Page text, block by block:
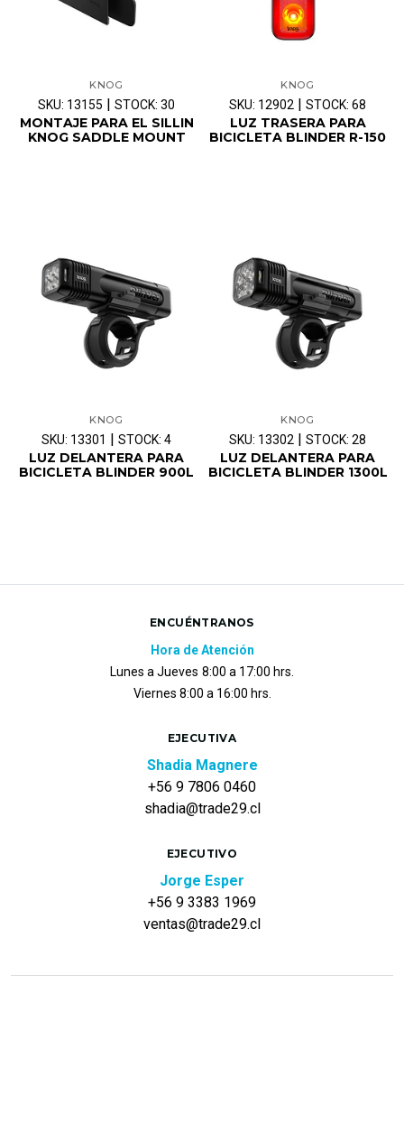
KNOG
SKU: 13155 | STOCK: 30
MONTAJE PARA EL SILLIN
KNOG SADDLE MOUNT
KNOG
SKU: 12902 | STOCK: 68
LUZ TRASERA PARA
BICICLETA BLINDER R-150
KNOG
SKU: 13301 | STOCK: 4
LUZ DELANTERA PARA
BICICLETA BLINDER 900L
KNOG
SKU: 13302 | STOCK: 28
LUZ DELANTERA PARA
BICICLETA BLINDER 1300L
ENCUÉNTRANOS
Hora de Atención
Lunes a Jueves 8:00 a 17:00 hrs.
Viernes 8:00 a 16:00 hrs.
EJECUTIVA
Shadia Magnere
+56 9 7806 0460
shadia@trade29.cl
EJECUTIVO
Jorge Esper
+56 9 3383 1969
ventas@trade29.cl